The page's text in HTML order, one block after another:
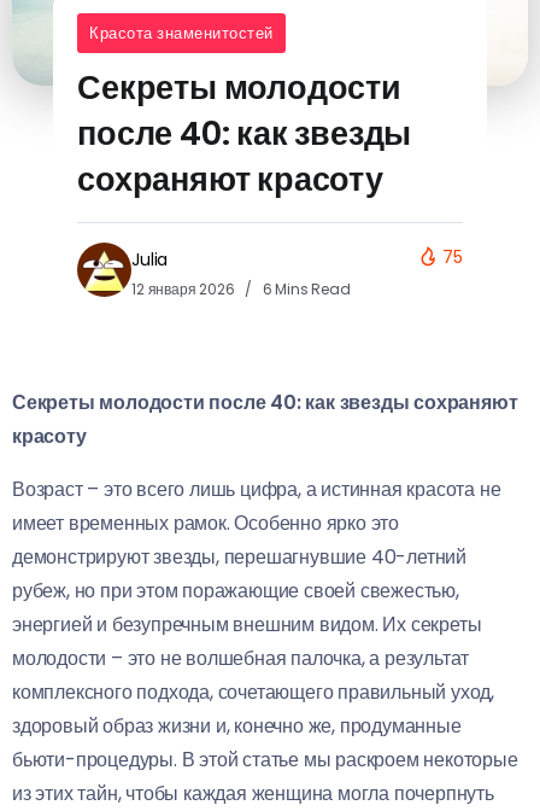
Красота знаменитостей
Секреты молодости
после 40: как звезды
сохраняют красоту
Julia
12 января 2026 6 Mins Read
75
Секреты молодости после 40: как звезды сохраняют
красоту
Возраст – это всего лишь цифра, а истинная красота не
имеет временных рамок. Особенно ярко это
демонстрируют звезды, перешагнувшие 40-летний
рубеж, но при этом поражающие своей свежестью,
энергией и безупречным внешним видом. Их секреты
молодости – это не волшебная палочка, а результат
комплексного подхода, сочетающего правильный уход,
здоровый образ жизни и, конечно же, продуманные
бьюти-процедуры. В этой статье мы раскроем некоторые
из этих тайн, чтобы каждая женщина могла почерпнуть